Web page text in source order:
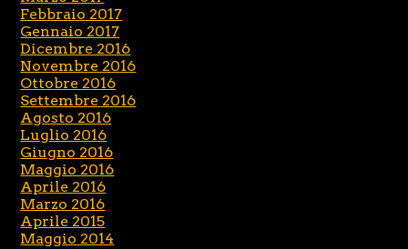
Febbraio 2017
Gennaio 2017
Dicembre 2016
Novembre 2016
Ottobre 2016
Settembre 2016
Agosto 2016
Luglio 2016
Giugno 2016
Maggio 2016
Aprile 2016
Marzo 2016
Aprile 2015
Maggio 2014